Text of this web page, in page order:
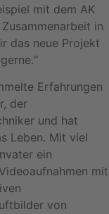
mit dem AK
in
das neue Projekt
Erfahrungen
der
und hat
Leben. Mit viel
ein
mit
von